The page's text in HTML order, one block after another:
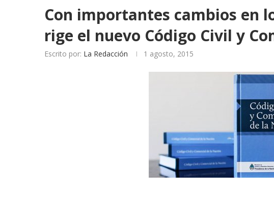
Con importantes cambios en
rige el nuevo Código Civil y
Escrito por: La Redacción 1 agosto, 2015